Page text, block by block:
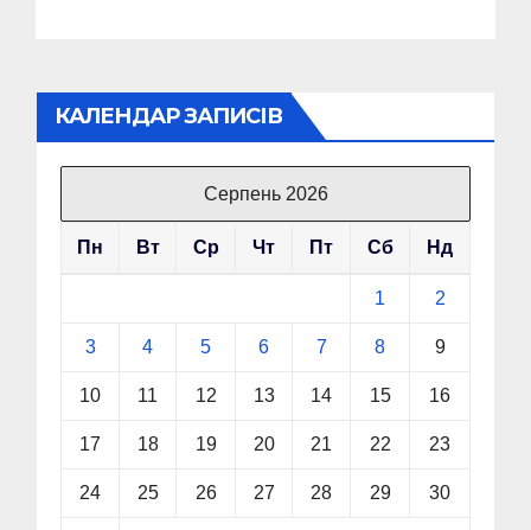
КАЛЕНДАР ЗАПИСІВ
Серпень 2026
Пн Вт Ср Чт Пт Сб Нд
1 2
3 4 5 6 7 8 9
10 11 12 13 14 15 16
17 18 19 20 21 22 23
24 25 26 27 28 29 30